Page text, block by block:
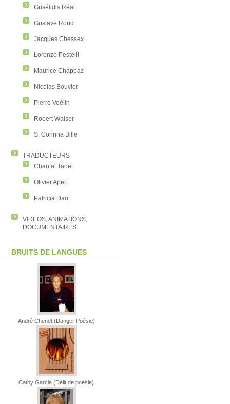
Grisélidis Réal
Gustave Roud
Jacques Chessex
Lorenzo Pestelli
Maurice Chappaz
Nicolas Bouvier
Pierre Voélin
Robert Walser
S. Corinna Bille
TRADUCTEURS
Chantal Tanet
Olivier Apert
Patricia Dao
VIDEOS, ANIMATIONS,
DOCUMENTAIRES
BRUITS DE LANGUES
André Chenet (Danger Poésie)
Cathy Garcia (Délit de poésie)